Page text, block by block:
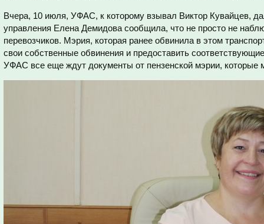
Вчера, 10 июля, УФАС, к которому взывал Виктор Кувайцев,
управления Елена Демидова сообщила, что не просто не
перевозчиков. Мэрия, которая ранее обвинила в этом
свои собственные обвинения и предоставить
УФАС все еще ждут документы от пензенской мэрии, которые